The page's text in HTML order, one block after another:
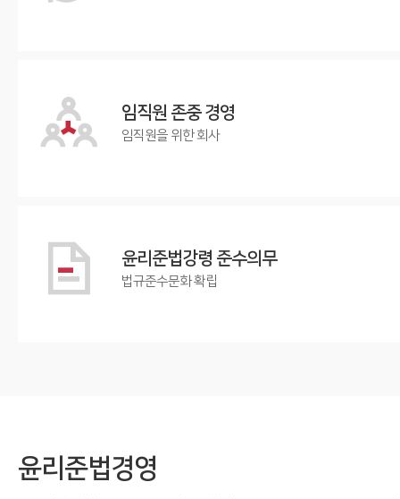
임직원 존중경영
임직원을 위한 회사
윤리준법강령 준수의무
법규준수문화 확립
윤리준법경영